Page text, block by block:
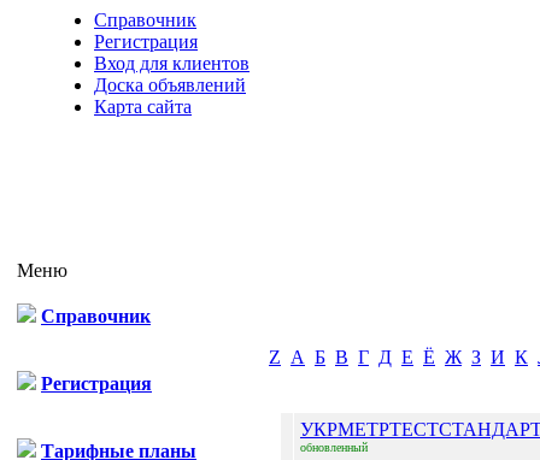
Справочник
Регистрация
Вход для клиентов
Доска объявлений
Карта сайта
Меню
Справочник
Регистрация
Тарифные планы
Z А Б В Г Д Е Ё Ж З И К
обновленный